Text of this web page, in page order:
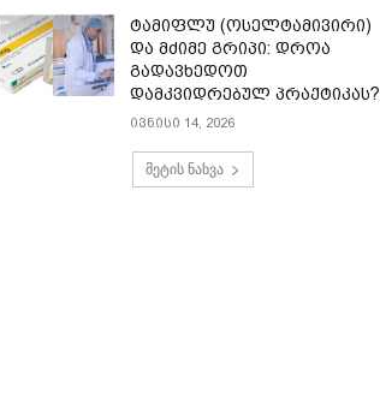
ტამიფლუ (ოსელტამივირი)
და მძიმე გრიპი: დროა
გადავხედოთ
დამკვიდრებულ პრაქტიკას?
ივნისი 14, 2026
მეტის ნახვა